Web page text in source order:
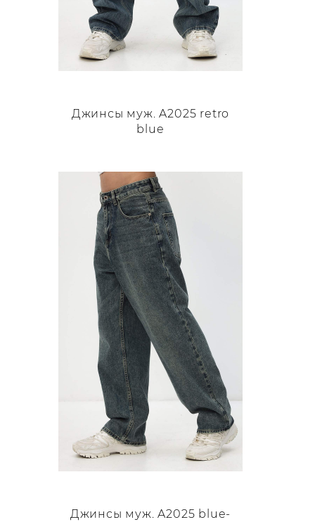
Джинсы муж. A2025 retro
blue
товар
несколько
вариаций.
Опции
можно
выбрать
странице
товара.
Джинсы муж. A2025 blue-